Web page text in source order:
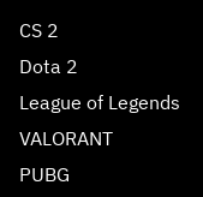
CS 2
Dota 2
League of Legends
VALORANT
PUBG